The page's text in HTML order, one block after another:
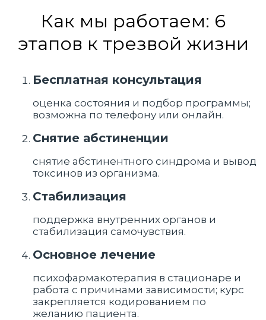
Как мы работаем: 6
этапов к трезвой жизни
Бесплатная консультация
оценка состояния и подбор программы;
возможна по телефону или онлайн.
Снятие абстиненции
снятие абстинентного синдрома и вывод
токсинов из организма.
Стабилизация
поддержка внутренних органов и
стабилизация самочувствия.
Основное лечение
психофармакотерапия в стационаре и
работа с причинами зависимости; курс
закрепляется кодированием по
желанию пациента.